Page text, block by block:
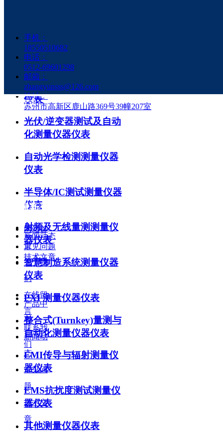
LED/照明&驱动器测试
测量仪器仪表
光学元件测试测量仪器
仪表
光伏/逆变器测试及自动
化测量仪器仪表
自动光学检测测量仪器
仪表
半导体/IC测试测量仪器
仪表
射频及无线量测测量仪
器仪表
智慧制造系统测量仪器
仪表
PXI 测量仪器仪表
整合式(Turnkey)量测与
自动化测量仪器仪表
EMI传导与辐射测量仪
器仪表
EMS抗扰度测试测量仪
器仪表
其他测量仪器仪表
最新资讯
新闻动态
常见问题
技术文章
手机：
18550510682
电话：
0512-69601298
邮箱：
zhangyunsss@126.com
地址：
苏州市高新区鹿山路369号39幢207室
联系方式
网站首
页
关于我
们
在线留
言
联系我
们
产品中
心
新闻动
态
常见问
题
技术文
章